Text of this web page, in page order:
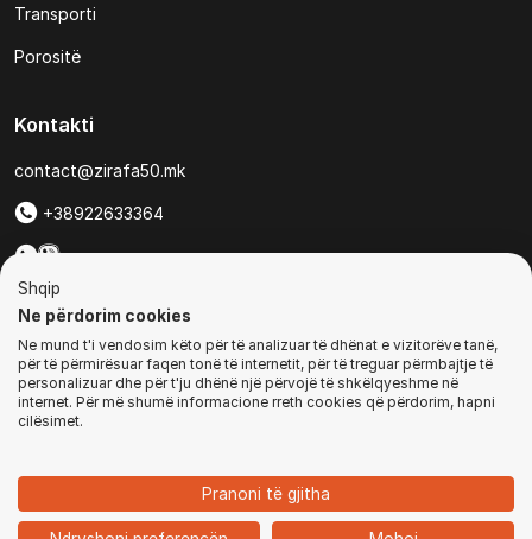
Transporti
Porositë
Kontakti
contact@zirafa50.mk
+38922633364
Për kërkesa të ofertave:
b2b@zirafa50.mk
Jadranska Magistrala No. 86, Skopje, North Macedonia
© Të gjitha të drejtat e rezervuara
Shqip
Ne përdorim cookies
Ne mund t'i vendosim këto për të analizuar të dhënat e vizitorëve tanë,
për të përmirësuar faqen tonë të internetit, për të treguar përmbajtje të
personalizuar dhe për t'ju dhënë një përvojë të shkëlqyeshme në
internet. Për më shumë informacione rreth cookies që përdorim, hapni
cilësimet.
Pranoni të gjitha